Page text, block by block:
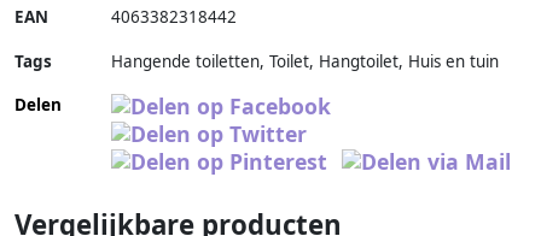
EAN 4063382318442
Tags
Hangende toiletten, Toilet, Hangtoilet, Huis en tuin
Delen
Vergelijkbare producten